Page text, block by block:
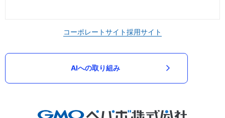
コーポレートサイト採用サイト
AIへの取り組み